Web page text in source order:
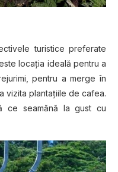
turistice preferate
locaţia ideală pentru a
pentru a merge în
vizita plantaţiile de cafea.
ce seamănă la gust cu